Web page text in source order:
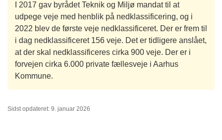
I 2017 gav byrådet Teknik og Miljø mandat til at
udpege veje med henblik på nedklassificering, og i
2022 blev de første veje nedklassificeret. Der er frem til
i dag nedklassificeret 156 veje. Det er tidligere anslået,
at der skal nedklassificeres cirka 900 veje. Der er i
forvejen cirka 6.000 private fællesveje i Aarhus
Kommune.
Sidst opdateret: 9. januar 2026